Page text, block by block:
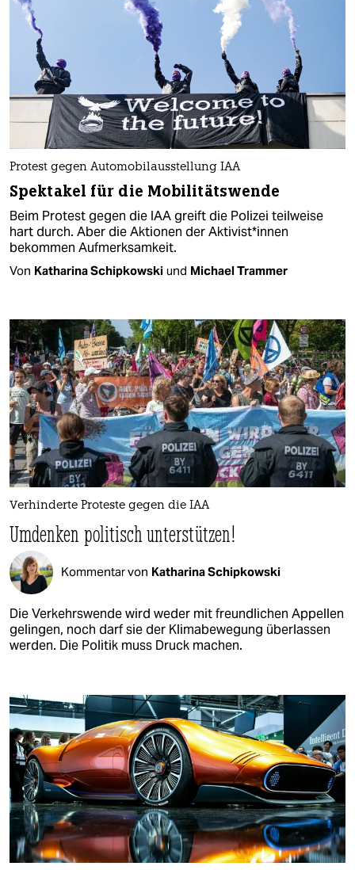
Protest gegen Automobilausstellung IAA
Spektakel für die Mobilitätswende
Beim Protest gegen die IAA greift die Polizei teilweise
hart durch. Aber die Aktionen der Ak­ti­vis­t*in­nen
bekommen Aufmerksamkeit.
Von Katharina Schipkowski und Michael Trammer
Verhinderte Proteste gegen die IAA
Umdenken politisch unterstützen!
Kommentar von Katharina Schipkowski
Die Verkehrswende wird weder mit freundlichen Appellen
gelingen, noch darf sie der Klimabewegung überlassen
werden. Die Politik muss Druck machen.